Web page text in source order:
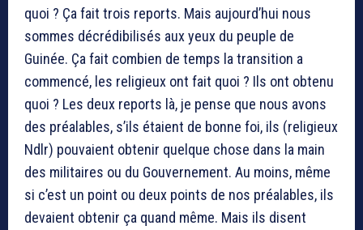
quoi ? Ça fait trois reports. Mais aujourd’hui nous
sommes décrédibilisés aux yeux du peuple de
Guinée. Ça fait combien de temps la transition a
commencé, les religieux ont fait quoi ? Ils ont obtenu
quoi ? Les deux reports là, je pense que nous avons
des préalables, s’ils étaient de bonne foi, ils (religieux
Ndlr) pouvaient obtenir quelque chose dans la main
des militaires ou du Gouvernement. Au moins, même
si c’est un point ou deux points de nos préalables, ils
devaient obtenir ça quand même. Mais ils disent